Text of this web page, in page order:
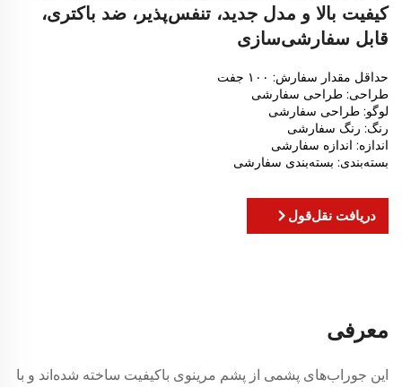
کیفیت بالا و مدل جدید، تنفس‌پذیر، ضد باکتری،
قابل سفارشی‌سازی
حداقل مقدار سفارش: ۱۰۰ جفت
طراحی: طراحی سفارشی
لوگو: طراحی سفارشی
رنگ: رنگ سفارشی
اندازه: اندازه سفارشی
بسته‌بندی: بسته‌بندی سفارشی
دریافت نقل‌قول
معرفی
این جوراب‌های پشمی از پشم مرینوی باکیفیت ساخته شده‌اند و با